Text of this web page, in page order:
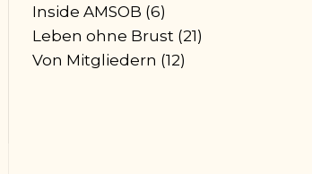
Inside AMSOB (6)
Leben ohne Brust(21)
Von Mitgliedern (12)